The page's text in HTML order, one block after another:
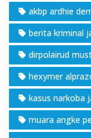
akbp ardhie
berita kriminal
dirpolairud
hexymer
kasus narkoba
muara angke